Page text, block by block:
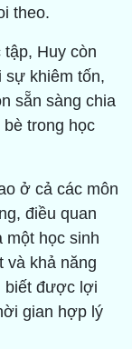
theo.
Huy còn
sự khiêm tốn,
sẵn sàng chia
trong học
ở cả các môn
điều quan
một học sinh
và khả năng
biết được lợi
gian hợp lý